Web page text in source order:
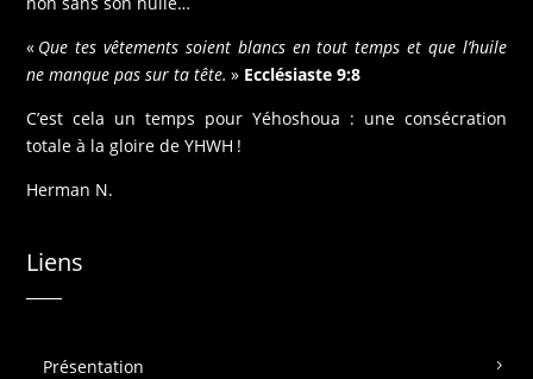
« Que tes vêtements soient blancs en tout temps et que l’huile
ne manque pas sur ta tête. » Ecclésiaste 9:8
C’est cela un temps pour Yéhoshoua : une consécration
totale à la gloire de YHWH !
Herman N.
Liens
Présentation